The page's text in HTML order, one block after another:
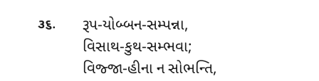
૩૬.
રૂપ-યોબ્બન-સમ્પન્ના,
વિસાથ-કુથ-સમ્ભવા;
વિજ્જા-હીના ન સોભન્તિ,